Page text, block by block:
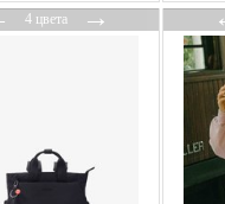
4 цвета→